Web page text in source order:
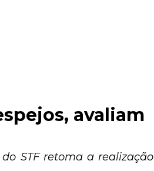
avaliam
STF retoma a realização